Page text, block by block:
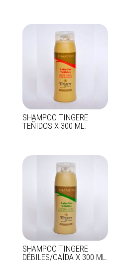
SHAMPOO TINGERE
TEÑIDOS X 300 ML.
SHAMPOO TINGERE
DÉBILES/CAÍDA X 300 ML.